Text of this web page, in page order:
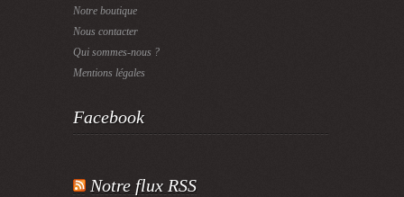
Notre boutique
Nous contacter
Qui sommes-nous ?
Mentions légales
Facebook
Notre flux RSS